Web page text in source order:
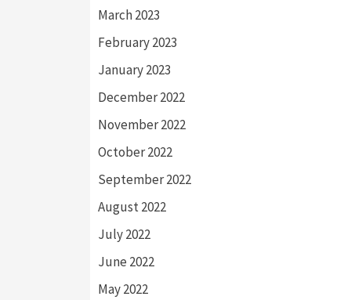
March 2023
February 2023
January 2023
December 2022
November 2022
October 2022
September 2022
August 2022
July 2022
June 2022
May 2022